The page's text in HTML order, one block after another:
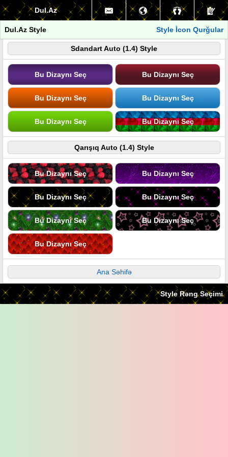
Dul.Az
Dul.Az Style Style İcon Qurğular
Sdandart Auto (1.4) Style
Bu Dizaynı Seç Bu Dizaynı Seç
Bu Dizaynı Seç Bu Dizaynı Seç
Bu Dizaynı Seç Bu Dizaynı Seç
Qarışıq Auto (1.4) Style
Bu Dizaynı Seç Bu Dizaynı Seç
Bu Dizaynı Seç Bu Dizaynı Seç
Bu Dizaynı Seç Bu Dizaynı Seç
Bu Dizaynı Seç
Ana Səhifə
Style Rəng Seçimi